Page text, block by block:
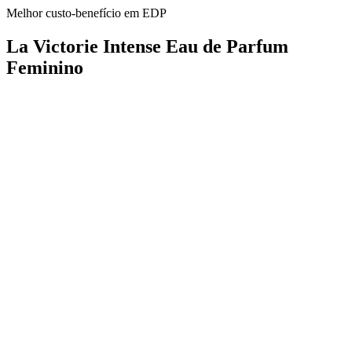
Melhor custo-benefício em EDP
La Victorie Intense Eau de Parfum
Feminino